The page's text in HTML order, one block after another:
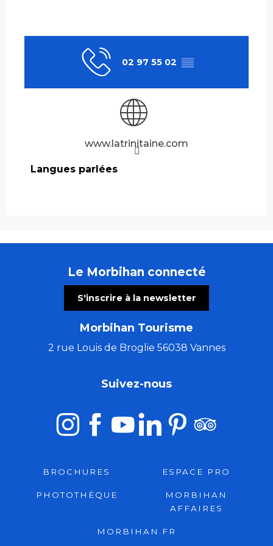
02 97 55 02 ▒▒
www.latrinitaine.com
Langues parlées
Langues parlées
Le Morbihan connecté
S'inscrire à la newsletter
Morbihan Tourisme
2 rue Louis de Broglie 56038 Vannes
Suivez-nous
BROCHURES ESPACE PRO
PHOTOTHÈQUE
MORBIHAN
AFFAIRES
MORBIHAN.FR